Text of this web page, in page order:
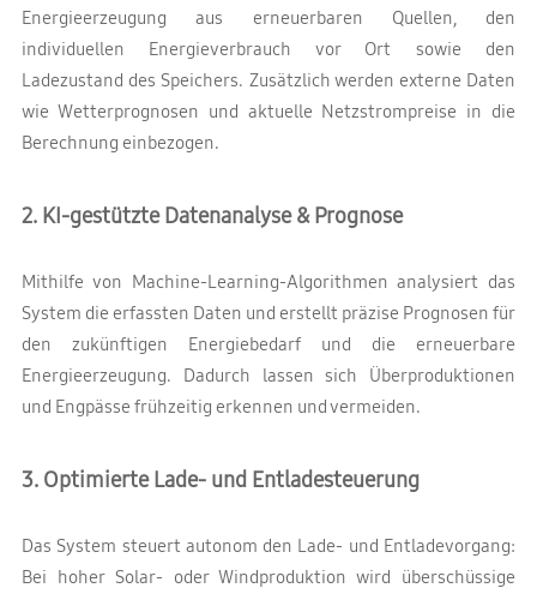
Energieerzeugung aus erneuerbaren Quellen, den
individuellen Energieverbrauch vor Ort sowie den
Ladezustand des Speichers. Zusätzlich werden externe Daten
wie Wetterprognosen und aktuelle Netzstrompreise in die
Berechnung einbezogen.
2. KI-gestützte Datenanalyse & Prognose
Mithilfe von Machine-Learning-Algorithmen analysiert das
System die erfassten Daten und erstellt präzise Prognosen für
den zukünftigen Energiebedarf und die erneuerbare
Energieerzeugung. Dadurch lassen sich Überproduktionen
und Engpässe frühzeitig erkennen und vermeiden.
3. Optimierte Lade- und Entladesteuerung
Das System steuert autonom den Lade- und Entladevorgang:
Bei hoher Solar- oder Windproduktion wird überschüssige